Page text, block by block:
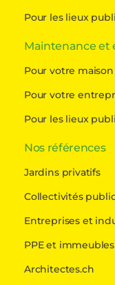
Pour les lieux
Maintenance et
Pour votre maison
Pour votre
Pour les lieux
Nos références
Jardins privatifs
Collectivités
Entreprises et
PPE et immeubles
Architectes.ch